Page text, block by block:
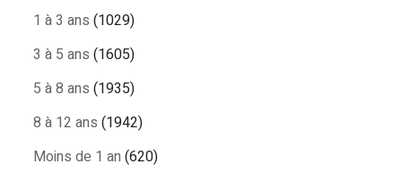
1 à 3 ans (1029)
3 à 5 ans (1605)
5 à 8 ans (1935)
8 à 12 ans (1942)
Moins de 1 an (620)